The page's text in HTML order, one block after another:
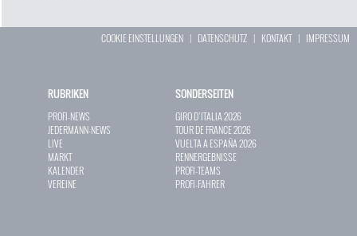
COOKIE EINSTELLUNGEN | DATENSCHUTZ | KONTAKT| IMPRESSUM
RUBRIKEN
PROFI-NEWS
JEDERMANN-NEWS
LIVE
MARKT
KALENDER
VEREINE
SONDERSEITEN
GIRO D`ITALIA 2026
TOUR DE FRANCE 2026
VUELTA A ESPAÑA 2026
RENNERGEBNISSE
PROFI-TEAMS
PROFI-FAHRER